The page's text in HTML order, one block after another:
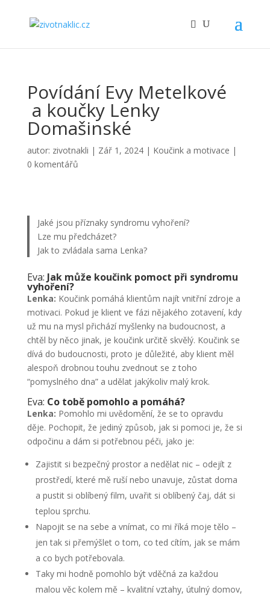
Povídání Evy Metelkové
a koučky Lenky
Domašinské
autor: zivotnakli | Zář 1, 2024| Koučink a motivace |
0 komentářů
Jaké jsou příznaky syndromu vyhoření?
Lze mu předcházet?
Jak to zvládala sama Lenka?
Eva: Jak může koučink pomoct při syndromu
vyhoření?
Lenka: Koučink pomáhá klientům najít vnitřní zdroje a
motivaci. Pokud je klient ve fázi nějakého zotavení, kdy
už mu na mysl přichází myšlenky na budoucnost, a
chtěl by něco jinak, je koučink určitě skvělý. Koučink se
dívá do budoucnosti, proto je důležité, aby klient měl
alespoň drobnou touhu zvednout se z toho
“pomyslného dna” a udělat jakýkoliv malý krok.
Eva: Co tobě pomohlo a pomáhá?
Lenka: Pomohlo mi uvědomění, že se to opravdu
děje. Pochopit, že jediný způsob, jak si pomoci je, že si
odpočinu a dám si potřebnou péči, jako je:
Zajistit si bezpečný prostor a nedělat nic – odejít z
prostředí, které mě ruší nebo unavuje, zůstat doma
a pustit si oblíbený film, uvařit si oblíbený čaj, dát si
teplou sprchu.
Napojit se na sebe a vnímat, co mi říká moje tělo –
jen tak si přemýšlet o tom, co ted cítím, jak se mám
a co bych potřebovala.
Taky mi hodně pomohlo být vděčná za každou
malou věc kolem mě – kvalitní vztahy, útulný domov,